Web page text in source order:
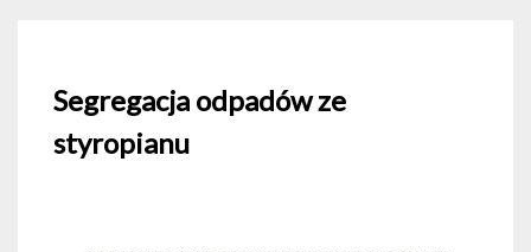
Segregacja odpadów ze
styropianu